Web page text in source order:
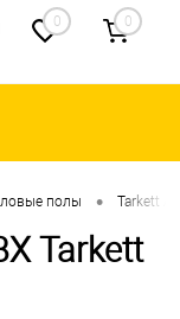
0 0
полы • Tarkett
Tarkett